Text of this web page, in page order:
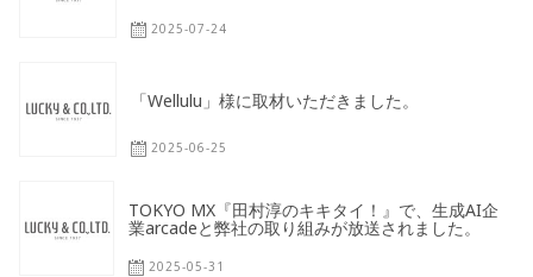
2025-07-24
「Wellulu」様に取材いただきました。
2025-06-25
TOKYO MX『田村淳のキキタイ！』で、生成AI企
業arcadeと弊社の取り組みが放送されました。
2025-05-31